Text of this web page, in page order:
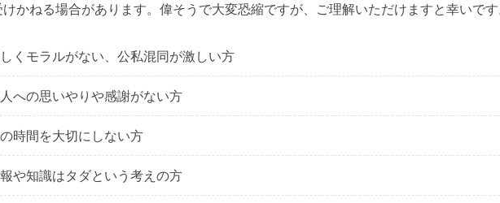
かねる場合があります。偉そうで大変恐縮ですが、ご理解いただけますと幸いで
くモラルがない、公私混同が激しい方
への思いやりや感謝がない方
時間を大切にしない方
や知識はタダという考えの方